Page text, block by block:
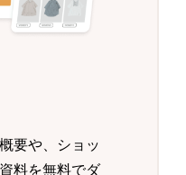
要や、ショッ
料を無料でダ